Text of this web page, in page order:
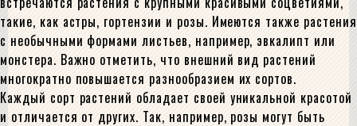
такие, как астры, гортензии и розы. Имеются также растения
с необычными формами листьев, например, эвкалипт или
монстера. Важно отметить, что внешний вид растений
многократно повышается разнообразием их сортов.
Каждый сорт растений обладает своей уникальной красотой
и отличается от других. Так, например, розы могут быть